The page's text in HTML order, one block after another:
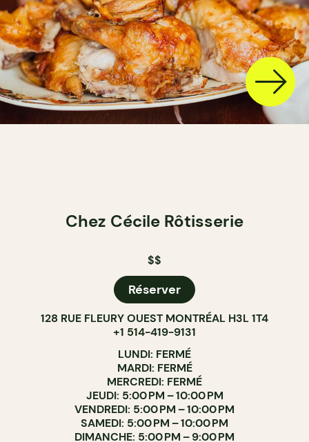
Chez Cécile Rôtisserie
$$
Réserver
128 RUE FLEURY OUEST MONTRÉAL H3L 1T4
+1 514-419-9131
LUNDI: FERMÉ
MARDI: FERMÉ
MERCREDI: FERMÉ
JEUDI: 5:00 PM – 10:00 PM
VENDREDI: 5:00 PM – 10:00 PM
SAMEDI: 5:00 PM – 10:00 PM
DIMANCHE: 5:00 PM – 9:00 PM